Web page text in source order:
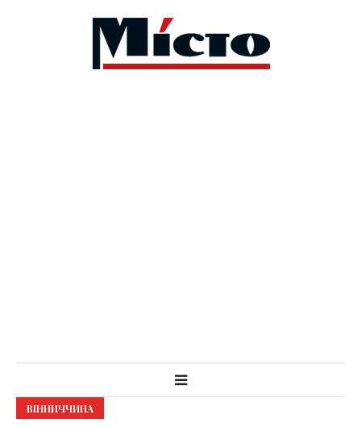
ВІННИЧЧИНА